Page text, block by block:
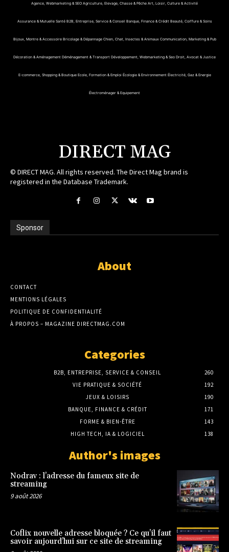
Agence, Webmarketing & SEO Agriculture, Elevage, Chasse & Pêche Art, Loisir, Culture & Activité
Assurance & Mutuelle Santé B2B, Entreprise, Service & Conseil Banque, Finance & Crédit Beauté, Coiffure & Soins
Bijoux, Montre & Accessoire Bricolage & Dépannage Chien, Chat, Insectes & Animaux Communication, Marketing & Pub
Décoration & Aménagement Déménagement & Transport Développement, Webmarketing & Seo Droit, Avocat & Justice
E-commerce, Shopping & Boutique Ecole, Formation & Emploi Écologie & Environnement Électricité, Gaz & Energie
Électroménager & Equipement
DIRECT MAG
© DIRECT MAG. All rights reserved. The Direct Mag brand is
registered in the Database Trademark.
Sponsor
About
CONTACT
MENTIONS LÉGALES
POLITIQUE DE CONFIDENTIALITÉ
À PROPOS – MAGAZINE DIRECTMAG.COM
Categories
B2B, ENTREPRISE, SERVICE & CONSEIL
260
VIE PRATIQUE & SOCIÉTÉ
192
JEUX & LOISIRS
190
BANQUE, FINANCE & CRÉDIT
171
FORME & BIEN-ÊTRE
143
HIGH TECH, IA & LOGICIEL
138
Author's images
Nodrav : l’adresse du fameux site de
streaming
9 août 2026
Coflix nouvelle adresse bloquée ? Ce qu’il faut
savoir aujourd’hui sur ce site de streaming